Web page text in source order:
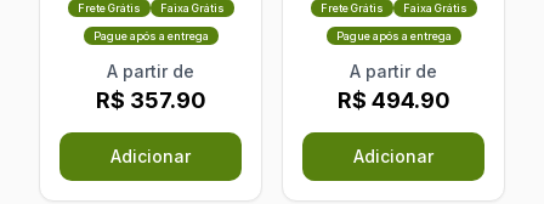
Frete Grátis Faixa Grátis
Pague após a entrega
A partir de
R$ 357.90
Adicionar
Frete Grátis Faixa Grátis
Pague após a entrega
A partir de
R$ 494.90
Adicionar